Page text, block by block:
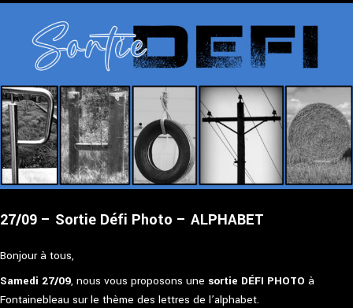
27/09 – Sortie Défi Photo – ALPHABET
Bonjour à tous,
Samedi 27/09, nous vous proposons une sortie DÉFI PHOTO à
Fontainebleau sur le thème des lettres de l’alphabet.